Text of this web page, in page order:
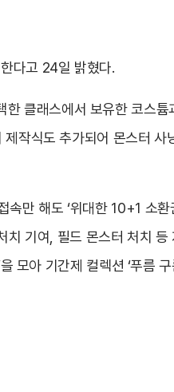
다고 24일 밝혔다.
클래스에서 보유한 코스튬
작식도 추가되어 몬스터 사
만 해도 ‘위대한 10+1 소환
치 기여, 필드 몬스터 처치
모아 기간제 컬렉션 ‘푸름